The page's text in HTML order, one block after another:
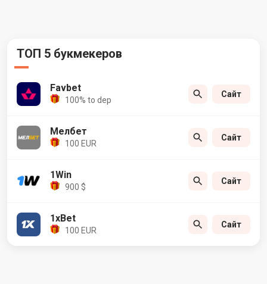
ТОП 5 букмекеров
Favbet
100% to dep
Сайт
Мелбет
100 EUR
Сайт
1Win
900 $
Сайт
1xBet
100 EUR
Сайт